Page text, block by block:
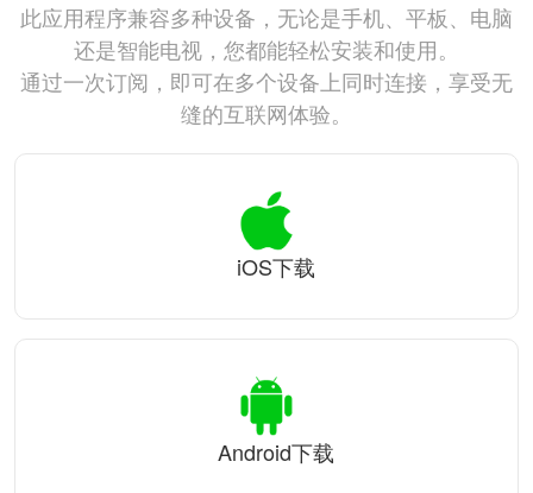
此应用程序兼容多种设备，无论是手机、平板、电脑
还是智能电视，您都能轻松安装和使用。
通过一次订阅，即可在多个设备上同时连接，享受无
缝的互联网体验。
iOS下载
Android下载